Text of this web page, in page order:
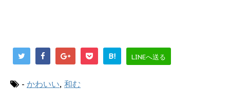
B! LINEへ送る
- かわいい, 和む